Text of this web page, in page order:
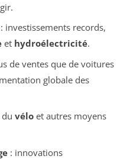
investissements records,
et hydroélectricité.
de ventes que de voitures
globale des
véloet autres moyens
: innovations